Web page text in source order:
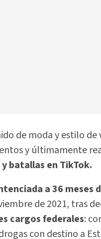
de moda y estilo de
y últimamente
batallas en TikTok.
a 36 meses
de 2021, tras
cargos federales:
con destino a